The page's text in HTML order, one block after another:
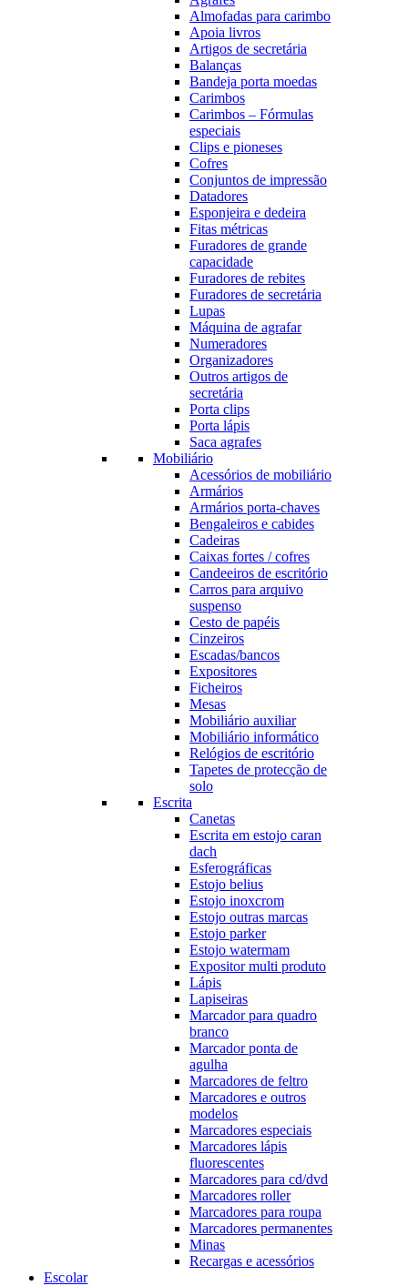
Almofadas para carimbo
Apoia livros
Artigos de secretária
Balanças
Bandeja porta moedas
Carimbos
Carimbos – Fórmulas
especiais
Clips e pioneses
Cofres
Conjuntos de impressão
Datadores
Esponjeira e dedeira
Fitas métricas
Furadores de grande
capacidade
Furadores de rebites
Furadores de secretária
Lupas
Máquina de agrafar
Numeradores
Organizadores
Outros artigos de
secretária
Porta clips
Porta lápis
Saca agrafes
Mobiliário
Acessórios de mobiliário
Armários
Armários porta-chaves
Bengaleiros e cabides
Cadeiras
Caixas fortes / cofres
Candeeiros de escritório
Carros para arquivo
suspenso
Cesto de papéis
Cinzeiros
Escadas/bancos
Expositores
Ficheiros
Mesas
Mobiliário auxiliar
Mobiliário informático
Relógios de escritório
Tapetes de protecção de
solo
Escrita
Canetas
Escrita em estojo caran
dach
Esferográficas
Estojo belius
Estojo inoxcrom
Estojo outras marcas
Estojo parker
Estojo watermam
Expositor multi produto
Lápis
Lapiseiras
Marcador para quadro
branco
Marcador ponta de
agulha
Marcadores de feltro
Marcadores e outros
modelos
Marcadores especiais
Marcadores lápis
fluorescentes
Marcadores para cd/dvd
Marcadores roller
Marcadores para roupa
Marcadores permanentes
Minas
Recargas e acessórios
Escolar